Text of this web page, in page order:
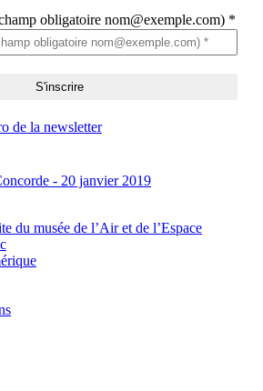
obligatoire nom@exemple.com) *
de la newsletter
du musée de l’Air et de l’Espace